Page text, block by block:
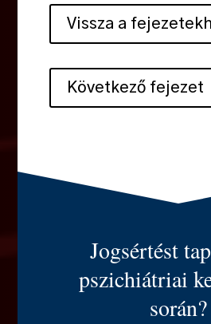
Vissza a
Következő fejezet
Jogsértést
pszichiátriai
során?